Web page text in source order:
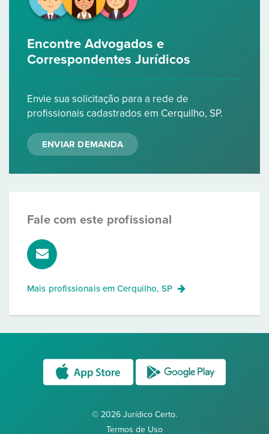
Encontre Advogados e
Correspondentes Jurídicos
Envie sua solicitação para a rede de
profissionais cadastrados em Cerquilho, SP.
ENVIAR DEMANDA
Fale com este profissional
Mais profissionais emCerquilho, SP
© 2026 Jurídico Certo.
Termos de Uso